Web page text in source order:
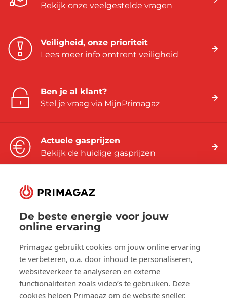
De beste energie voor jouw
online ervaring
Primagaz gebruikt cookies om jouw online ervaring
te verbeteren, o.a. door inhoud te personaliseren,
websiteverkeer te analyseren en externe
functionaliteiten zoals video’s te gebruiken. Deze
cookies helpen Primagaz om de website sneller,
Bekijk onze veelgestelde vragen
Veiligheid, onze prioriteit
Lees meer info omtrent veiligheid
Ben je al klant?
Stel je vraag via MijnPrimagaz
Actuele gasprijzen
Bekijk de huidige gasprijzen
Volg ons op:
LinkedIn
Over Primagaz